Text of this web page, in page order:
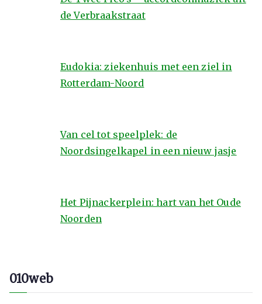
de Verbraakstraat
Eudokia: ziekenhuis met een ziel in
Rotterdam-Noord
Van cel tot speelplek: de
Noordsingelkapel in een nieuw jasje
Het Pijnackerplein: hart van het Oude
Noorden
010web